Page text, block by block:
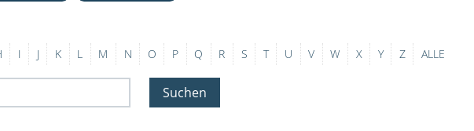
I J K L M N O P Q R S T U V W X Y Z ALLE
Suchen